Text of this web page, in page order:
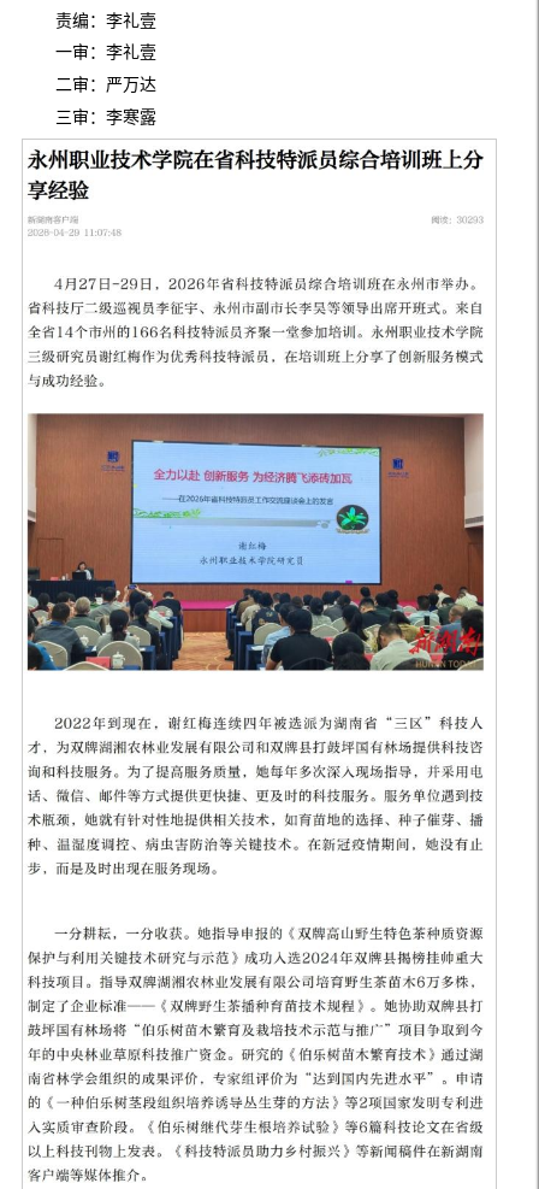
责编：李礼壹
一审：李礼壹
二审：严万达
三审：李寒露